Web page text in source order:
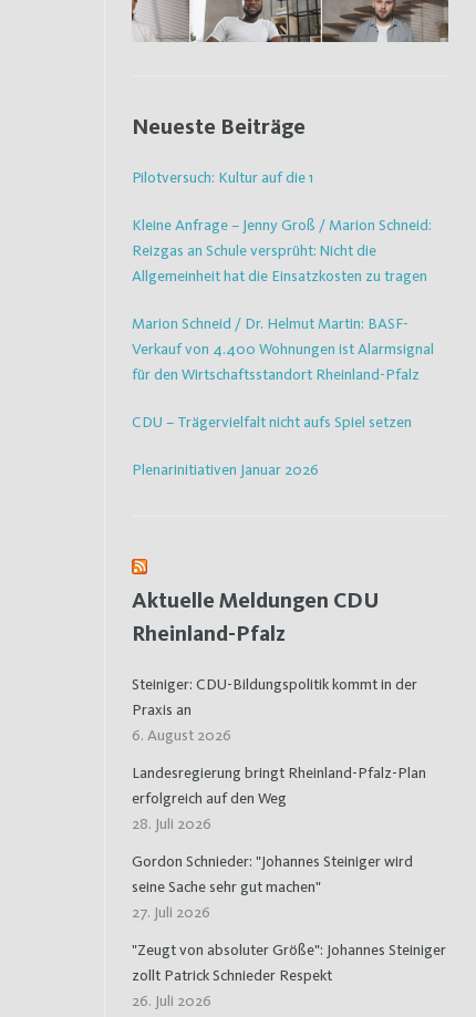
Neueste Beiträge
Pilotversuch: Kultur auf die 1
Kleine Anfrage – Jenny Groß / Marion Schneid:
Reizgas an Schule versprüht: Nicht die
Allgemeinheit hat die Einsatzkosten zu tragen
Marion Schneid / Dr. Helmut Martin: BASF-
Verkauf von 4.400 Wohnungen ist Alarmsignal
für den Wirtschaftsstandort Rheinland-Pfalz
CDU – Trägervielfalt nicht aufs Spiel setzen
Plenarinitiativen Januar 2026
Aktuelle Meldungen CDU
Rheinland-Pfalz
Steiniger: CDU-Bildungspolitik kommt in der
Praxis an
6. August 2026
Landesregierung bringt Rheinland-Pfalz-Plan
erfolgreich auf den Weg
28. Juli 2026
Gordon Schnieder: "Johannes Steiniger wird
seine Sache sehr gut machen"
27. Juli 2026
"Zeugt von absoluter Größe": Johannes Steiniger
zollt Patrick Schnieder Respekt
26. Juli 2026